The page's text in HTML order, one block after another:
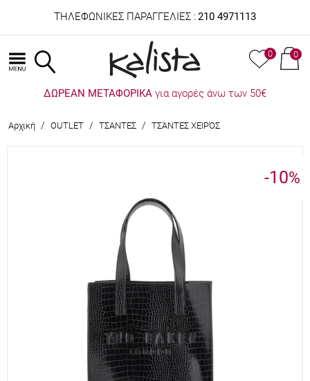
ΤΗΛΕΦΩΝΙΚΕΣ ΠΑΡΑΓΓΕΛΙΕΣ : 210 4971113
0 0
ΔΩΡΕΑΝ ΜΕΤΑΦΟΡΙΚΑ για αγορές άνω των 50€
Αρχική / OUTLET / ΤΣΑΝΤΕΣ / ΤΣΆΝΤΕΣ ΧΕΙΡΌΣ
-10%